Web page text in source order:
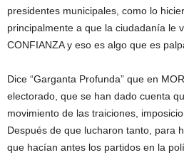
presidentes municipales, como lo
principalmente a que la ciudadanía le
CONFIANZA y eso es algo que es
Dice “Garganta Profunda” que en
electorado, que se han dado cuenta
movimiento de las traiciones,
Después de que lucharon tanto, para
que hacían antes los partidos en la